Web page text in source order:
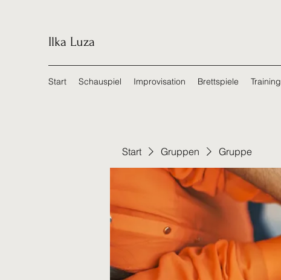
Ilka Luza
Start Schauspiel Improvisation Brettspiele Training
Start Gruppen Gruppe